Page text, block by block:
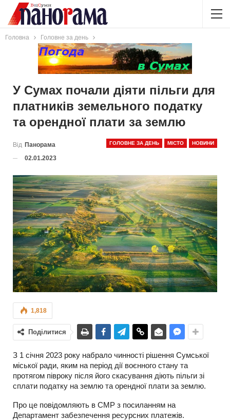
Головна Головне за день
У Сумах почали діяти пільги для
платників земельного податку
та орендної плати за землю
ГОЛОВНЕ ЗА ДЕНЬ МІСТО НОВИНИ
Від Панорама
02.01.2023
1,818
Поділитися
З 1 січня 2023 року набрало чинності рішення Сумської
міської ради, яким на період дії воєнного стану та
протягом півроку після його скасування діють пільги зі
сплати податку на землю та орендної плати за землю.
Про це повідомляють в СМР з посиланням на
Департамент забезпечення ресурсних платежів.